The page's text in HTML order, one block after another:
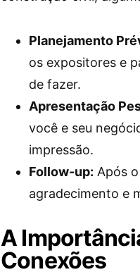
Planejamento
os expositores e
de fazer.
Apresentação
você e seu
impressão.
Follow-up: Após
agradecimento e
A
Conexões